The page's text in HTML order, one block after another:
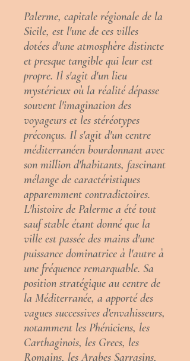
Palerme, capitale régionale de la
Sicile, est l'une de ces villes
dotées d'une atmosphère distincte
et presque tangible qui leur est
propre. Il s'agit d'un lieu
mystérieux où la réalité dépasse
souvent l'imagination des
voyageurs et les stéréotypes
préconçus. Il s'agit d'un centre
méditerranéen bourdonnant avec
son million d'habitants, fascinant
mélange de caractéristiques
apparemment contradictoires.
L'histoire de Palerme a été tout
sauf stable étant donné que la
ville est passée des mains d'une
puissance dominatrice à l'autre à
une fréquence remarquable. Sa
position stratégique au centre de
la Méditerranée, a apporté des
vagues successives d'envahisseurs,
notamment les Phéniciens, les
Carthaginois, les Grecs, les
Romains, les Arabes Sarrasins,